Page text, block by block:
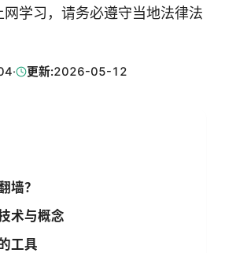
网学习，请务必遵守当地法律法
· 更新:2026-05-12
墙？
术与概念
工具